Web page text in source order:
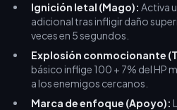
Ignición letal (Mago): Activa
adicional tras infligir daño
veces en 5 segundos.
Explosión conmocionante
básico inflige 100 + 7% del HP
a los enemigos cercanos.
Marca de enfoque (Apoyo):